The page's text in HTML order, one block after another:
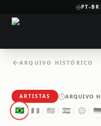
PT-BR
ARQUIVO HISTÓRICO
ARTISTAS ARQUIVO
🇧🇷 🇫🇷 🇺🇸 🇪🇸 🌐 🇩🇪